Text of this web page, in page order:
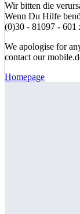
Wir bitten die
Wenn Du Hilfe
(0)30 - 81097 - 601
We apologise for
contact our
Homepage